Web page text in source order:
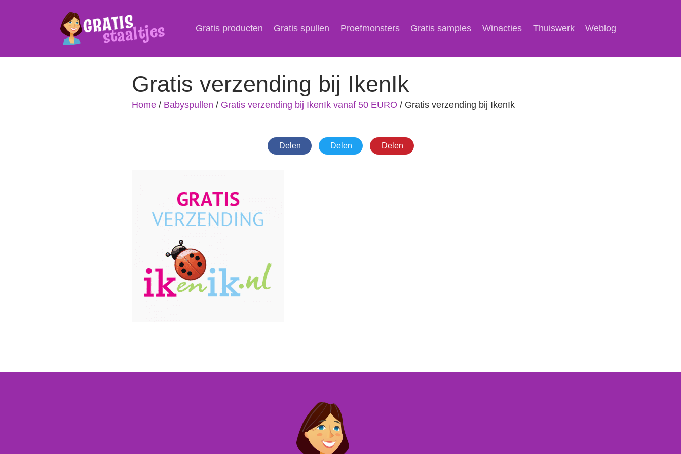
Gratis producten Gratis spullen Proefmonsters Gratis samples Winacties Thuiswerk Weblog
Gratis verzending bij IkenIk
Home/ Babyspullen / Gratis verzending bij IkenIk vanaf 50 EURO / Gratis verzending bij IkenIk
Delen Delen Delen